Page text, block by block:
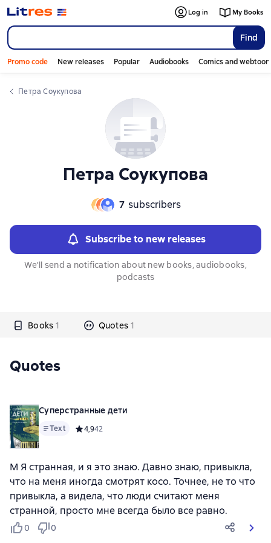
Find
Log in My Books
Promo code New releases Popular Audiobooks Comics and
Петра Соукупова
Петра Соукупова
7 subscribers
Subscribe to new releases
We'll send a notification about new books, audiobooks,
podcasts
Books 1 Quotes 1
Quotes
Суперстранные дети
Text Средний рейтинг 4,9 на основе 42 оценок
4,942
М Я странная, и я это знаю. Давно знаю, привыкла,
что на меня иногда смотрят косо. Точнее, не то что
привыкла, а видела, что люди считают меня
странной, просто мне всегда было все равно.
0 0